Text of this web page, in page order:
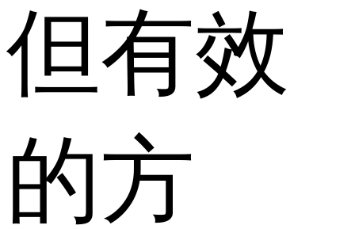
但有效
的方